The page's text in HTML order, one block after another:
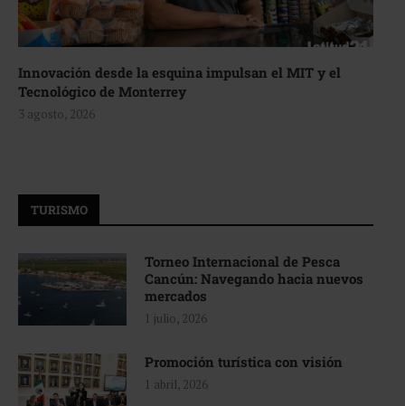
Innovación desde la esquina impulsan el MIT y el
Tecnológico de Monterrey
3 agosto, 2026
TURISMO
Torneo Internacional de Pesca
Cancún: Navegando hacia nuevos
mercados
1 julio, 2026
Promoción turística con visión
1 abril, 2026